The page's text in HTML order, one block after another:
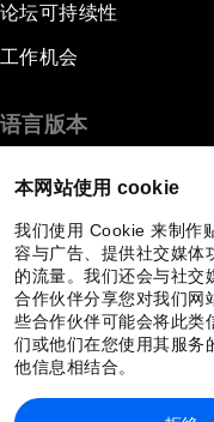
本网站使用 cookie
我们使用 Cookie 来制作
容与广告、提供社交媒体
的流量。我们还会与社交
合作伙伴分享您对我们网
些合作伙伴可能会将此类
们或他们在您使用其服务
他信息相结合。
论坛可持续性
工作机会
语言版本